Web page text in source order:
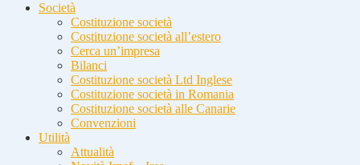
Società
Costituzione società
Costituzione società all’estero
Cerca un’impresa
Bilanci
Costituzione società Ltd Inglese
Costituzione società in Romania
Costituzione società alle Canarie
Convenzioni
Utilità
Attualità